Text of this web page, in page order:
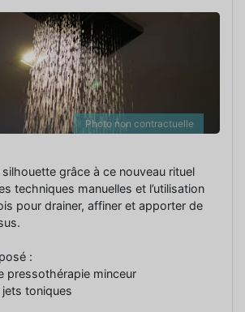
Photo non contractuelle
grâce à ce nouveau rituel
techniques manuelles et l’utilisation
pour drainer, affiner et apporter de
:
pressothérapie minceur
toniques